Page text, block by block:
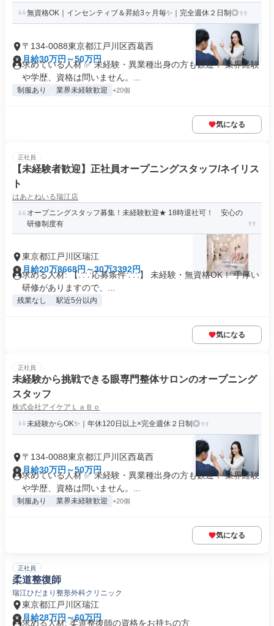
無資格OK｜インセンティブ＆昇給3ヶ月毎✨｜完全週休２日制◎
〒134-0088東京都江戸川区西葛西
月給30万円～50万円
求めている人材 ✅ 未経験・異業種出身の方も歓迎！ 業界経験
や学歴、資格は問いません。...
制服あり 業界未経験歓迎 +20個
気になる
正社員
【未経験者歓迎】正社員オープニングスタッフ/ネイリス
ト
はあとねいる瑞江店
オープニングスタッフ募集！未経験歓迎★ 18時退社可！ 安心の
研修制度有
東京都江戸川区瑞江
月給20万8668円～30万3392円
求める人材: 【∴∵応募条件∵∴】 未経験・無資格OK！ 手厚い
研修がありますので、...
残業なし 駅近5分以内
気になる
正社員
未経験から挑戦できる眼専門整体サロンのオープニング
スタッフ
株式会社アイケアＬａＢｏ
未経験からOK✨｜年休120日以上×完全週休２日制◎
〒134-0088東京都江戸川区西葛西
月給30万円～50万円
求めている人材 ✅ 未経験・異業種出身の方も歓迎！ 業界経験
や学歴、資格は問いません。...
制服あり 業界未経験歓迎 +20個
気になる
正社員
柔道整復師
瑞江ひだまり整形外科クリニック
東京都江戸川区瑞江
月給28万円～60万円
求める人材: 柔道整復師の資格をお持ちの方